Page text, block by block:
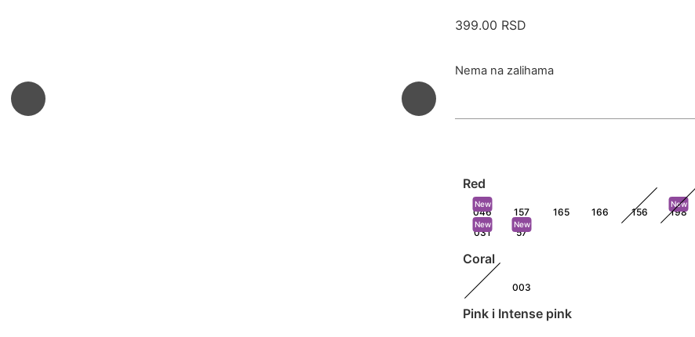
399.00 RSD
Nema na zalihama
Red
New
046 157 165 166 156
New
198
New
031
New
57
Coral
003
Pink i Intense pink